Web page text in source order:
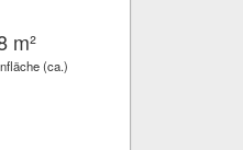
m²
(ca.)